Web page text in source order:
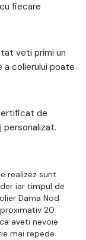
fiecare
veti primi un
a colierului poate
de
realizez sunt
iar timpul de
Dama Nod
20
aveti nevoie
mai repede